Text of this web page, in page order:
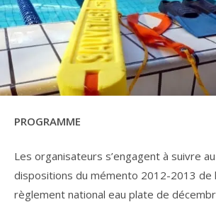
PROGRAMME
Les organisateurs s’engagent à suivre
dispositions du mémento 2012-2013 de
règlement national eau plate de